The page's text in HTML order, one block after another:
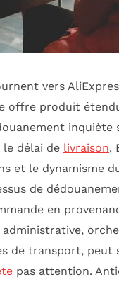
vers
offre produit
inquiète
délai de livraison.
et le dynamisme
de
en
administrative,
de transport, peut
pas attention.